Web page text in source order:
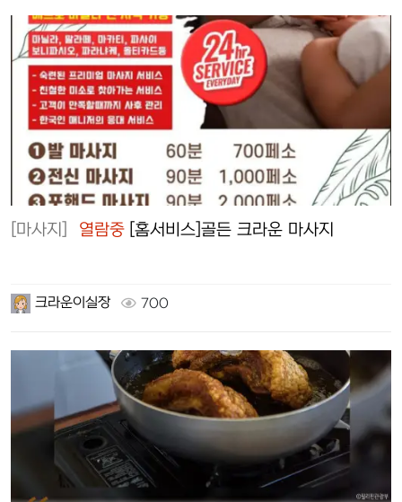
[마사지] 열람중 [홈서비스]골든 크라운 마사지
크라운이실장 700